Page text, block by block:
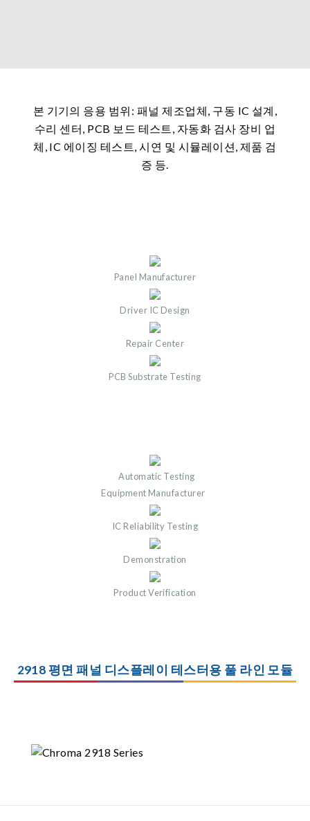
본 기기의 응용 범위: 패널 제조업체, 구동 IC 설계,
수리 센터, PCB 보드 테스트, 자동화 검사 장비 업
체, IC 에이징 테스트, 시연 및 시뮬레이션, 제품 검
증 등.
Panel Manufacturer
Driver IC Design
Repair Center
PCB Substrate Testing
Automatic Testing
Equipment Manufacturer
IC Reliability Testing
Demonstration
Product Verification
2918 평면 패널 디스플레이 테스터용 풀 라인 모듈